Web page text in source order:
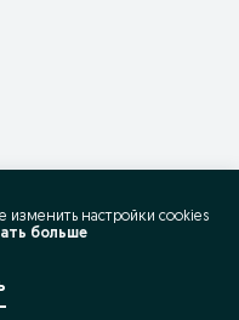
изменить настройки cookies
больше